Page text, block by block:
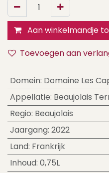
Aan winkelmandje
Toevoegen aan
Domein: Domaine Les
Appellatie: Beaujolais
Regio: Beaujolais
Jaargang: 2022
Land: Frankrijk
Inhoud: 0,75L